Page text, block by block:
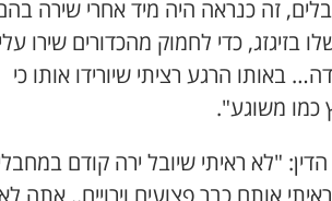
זה כנראה היה מיד אחרי שירה
בזיגזג, כדי לחמוק מהכדורים שירו
באותו הרגע רציתי שיורידו אותו כי
כמו משוגע".
"לא ראיתי שיובל ירה קודם